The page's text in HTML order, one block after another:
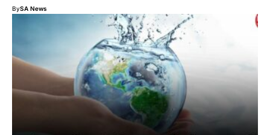
BySA News